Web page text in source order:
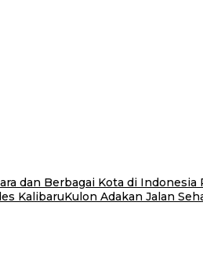
dan Berbagai Kota di
KalibaruKulon Adakan Jalan